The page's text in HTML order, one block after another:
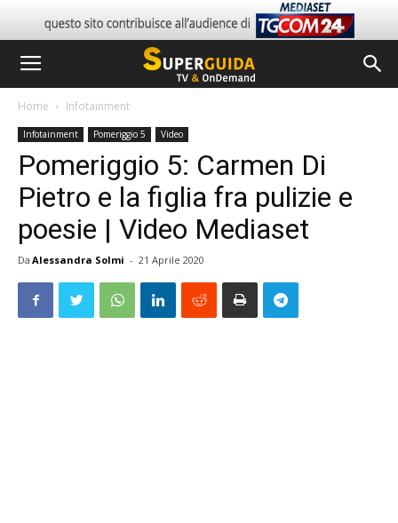
Home Infotainment
Infotainment Pomeriggio 5 Video
Pomeriggio 5: Carmen Di
Pietro e la figlia fra pulizie e
poesie | Video Mediaset
Da Alessandra Solmi - 21 Aprile 2020